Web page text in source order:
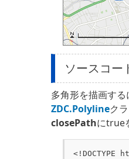
ソースコー
多角形を描画する
ZDC.Polylineク
closePathにtrue
<!DOCTYPE